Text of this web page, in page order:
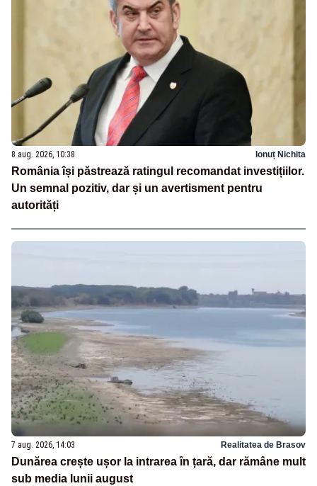
8 aug. 2026, 10:38 Ionuț Nichita
România își păstrează ratingul recomandat investițiilor.
Un semnal pozitiv, dar și un avertisment pentru
autorități
7 aug. 2026, 14:03 Realitatea de Brasov
Dunărea crește ușor la intrarea în țară, dar rămâne mult
sub media lunii august